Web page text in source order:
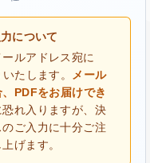
について
ルアドレス宛に
たします。
メール
PDFをお届けでき
恐れ入りますが、決
ご入力に十分ご注
げます。